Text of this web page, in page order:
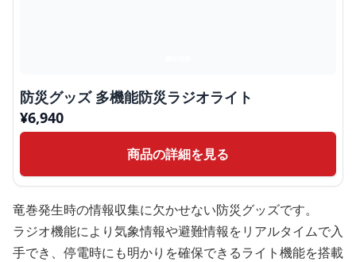
防災グッズ 多機能防災ラジオライト
¥6,940
商品の詳細を見る
竜巻発生時の情報収集に欠かせない防災グッズです。
ラジオ機能により気象情報や避難情報をリアルタイムで入
手でき、停電時にも明かりを確保できるライト機能を搭載